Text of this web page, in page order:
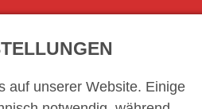
auf unserer Website. Einige